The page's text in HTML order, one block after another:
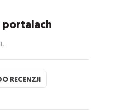
portalach
RECENZJI